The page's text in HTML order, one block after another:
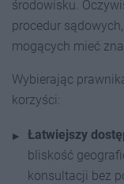
środowisku.
procedur
mogących mieć
Wybierając
korzyści:
Łatwiejszy
bliskość
konsultacji bez